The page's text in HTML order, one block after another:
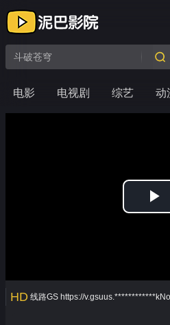
电影 电视剧 综艺 动
HD 线路GS https://